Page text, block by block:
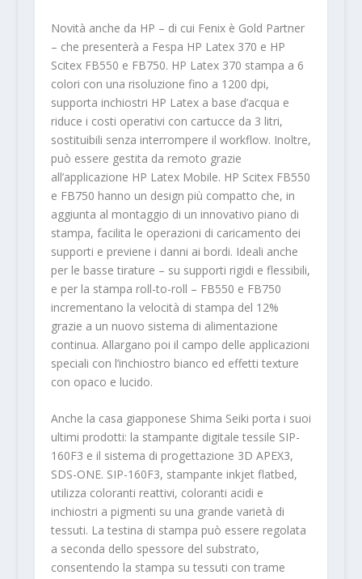
Novità anche da HP – di cui Fenix è Gold Partner
– che presenterà a Fespa HP Latex 370 e HP
Scitex FB550 e FB750. HP Latex 370 stampa a 6
colori con una risoluzione fino a 1200 dpi,
supporta inchiostri HP Latex a base d’acqua e
riduce i costi operativi con cartucce da 3 litri,
sostituibili senza interrompere il workflow. Inoltre,
può essere gestita da remoto grazie
all’applicazione HP Latex Mobile. HP Scitex FB550
e FB750 hanno un design più compatto che, in
aggiunta al montaggio di un innovativo piano di
stampa, facilita le operazioni di caricamento dei
supporti e previene i danni ai bordi. Ideali anche
per le basse tirature – su supporti rigidi e flessibili,
e per la stampa roll-to-roll – FB550 e FB750
incrementano la velocità di stampa del 12%
grazie a un nuovo sistema di alimentazione
continua. Allargano poi il campo delle applicazioni
speciali con l’inchiostro bianco ed effetti texture
con opaco e lucido.
Anche la casa giapponese Shima Seiki porta i suoi
ultimi prodotti: la stampante digitale tessile SIP-
160F3 e il sistema di progettazione 3D APEX3,
SDS-ONE. SIP-160F3, stampante inkjet flatbed,
utilizza coloranti reattivi, coloranti acidi e
inchiostri a pigmenti su una grande varietà di
tessuti. La testina di stampa può essere regolata
a seconda dello spessore del substrato,
consentendo la stampa su tessuti con trame